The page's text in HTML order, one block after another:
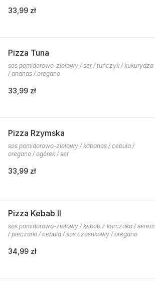
33,99 zł
Pizza Tuna
sos pomidorowo-ziołowy / ser / tuńczyk / kukurydza
/ ananas / oregano
33,99 zł
Pizza Rzymska
sos pomidorowo-ziołowy / kabanos / cebula /
oregano / ogórek / ser
33,99 zł
Pizza Kebab II
sos pomidorowo-ziołowy / kebab z kurczaka / serem
/ pieczarki / cebula / sos czosnkowy / oregano
34,99 zł